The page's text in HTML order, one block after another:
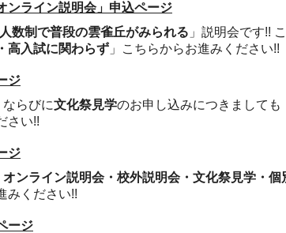
ンライン説明会」申込ページ
数制で普段の雲雀丘がみられる 」説明会です!!
高入試に関わらず 」こちらからお進みください!!
ジ
ならびに文化祭見学のお申し込みにつきましても
さい!!
ジ
ンライン説明会・校外説明会・文化祭見学・個
みください!!
ージ